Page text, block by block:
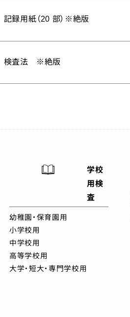
録用紙（20 部）※絶版
検査法 ※絶版
学校
用検
査
幼稚園・保育園用
小学校用
中学校用
高等学校用
大学・短大・専門学校用